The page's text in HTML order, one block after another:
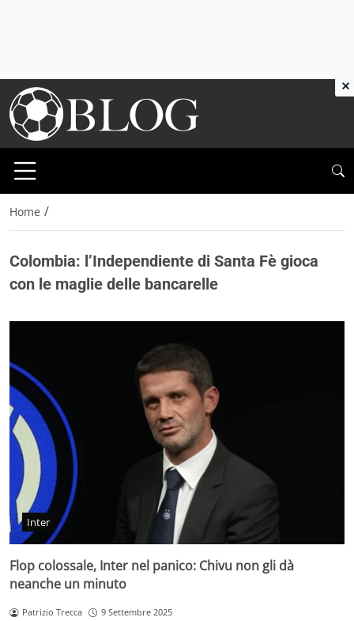
Home /
Colombia: l’Independiente di Santa Fè gioca
con le maglie delle bancarelle
Inter
Flop colossale, Inter nel panico: Chivu non gli dà
neanche un minuto
Patrizio Trecca 9 Settembre 2025
×